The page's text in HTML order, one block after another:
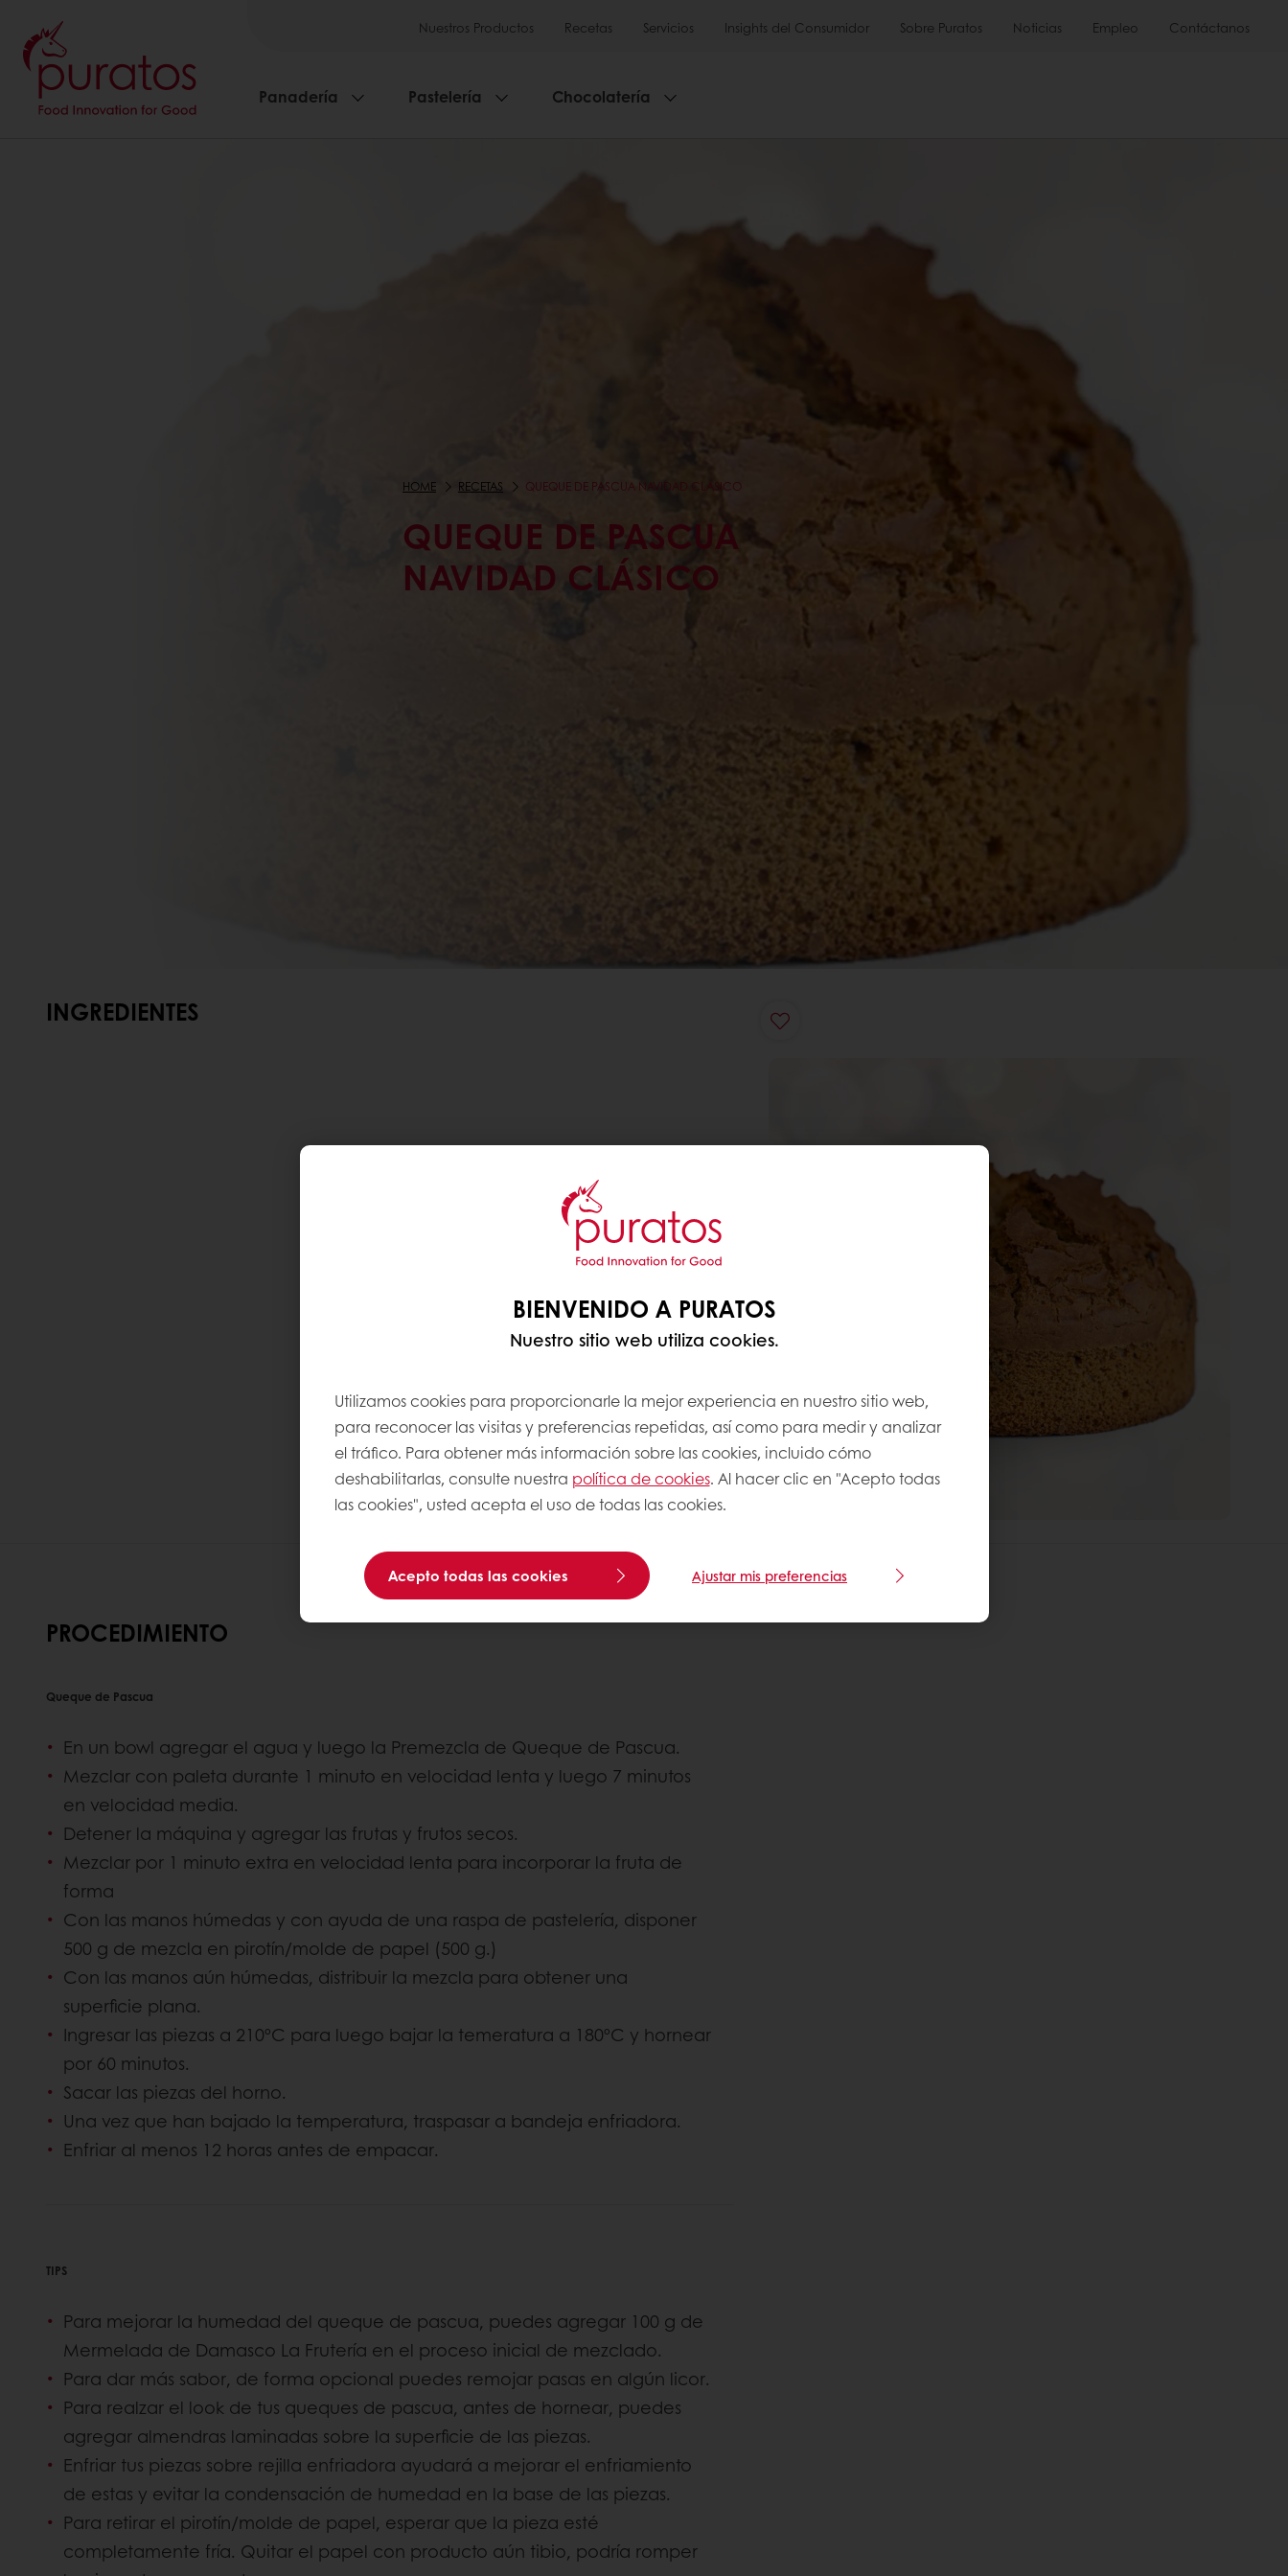
Nuestros Productos Recetas Servicios Insights del Consumidor Sobre Puratos Noticias Empleo Contáctanos
Panadería Pastelería Chocolatería
HOME RECETAS QUEQUE DE PASCUA NAVIDAD CLÁSICO
QUEQUE DE PASCUA
NAVIDAD CLÁSICO
INGREDIENTES
PROCEDIMIENTO
Queque de Pascua
En un bowl agregar el agua y luego la Premezcla de Queque de Pascua.
Mezclar con paleta durante 1 minuto en velocidad lenta y luego 7 minutos
en velocidad media.
Detener la máquina y agregar las frutas y frutos secos.
Mezclar por 1 minuto extra en velocidad lenta para incorporar la fruta de
forma
Con las manos húmedas y con ayuda de una raspa de pastelería, disponer
500 g de mezcla en pirotín/molde de papel (500 g.)
Con las manos aún húmedas, distribuir la mezcla para obtener una
superficie plana.
Ingresar las piezas a 210ºC para luego bajar la temeratura a 180ºC y hornear
por 60 minutos.
Sacar las piezas del horno.
Una vez que han bajado la temperatura, traspasar a bandeja enfriadora.
Enfriar al menos 12 horas antes de empacar.
TIPS
Para mejorar la humedad del queque de pascua, puedes agregar 100 g de
Mermelada de Damasco La Frutería en el proceso inicial de mezclado.
Para dar más sabor, de forma opcional puedes remojar pasas en algún licor.
Para realzar el look de tus queques de pascua, antes de hornear, puedes
agregar almendras laminadas sobre la superficie de las piezas.
Enfriar tus piezas sobre rejilla enfriadora ayudará a mejorar el enfriamiento
de estas y evitar la condensación de humedad en la base de las piezas.
Para retirar el pirotín/molde de papel, esperar que la pieza esté
completamente fría. Quitar el papel con producto aún tibio, podría romper
BIENVENIDO A PURATOS
Nuestro sitio web utiliza cookies.
Utilizamos cookies para proporcionarle la mejor experiencia en nuestro sitio web,
para reconocer las visitas y preferencias repetidas, así como para medir y analizar
el tráfico. Para obtener más información sobre las cookies, incluido cómo
deshabilitarlas, consulte nuestra política de cookies. Al hacer clic en "Acepto todas
las cookies", usted acepta el uso de todas las cookies.
Acepto todas las cookies Ajustar mis preferencias